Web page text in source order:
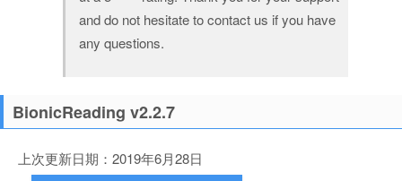
and do not hesitate to contact us if you have
any questions.
BionicReading v2.2.7
上次更新日期：2019年6月28日